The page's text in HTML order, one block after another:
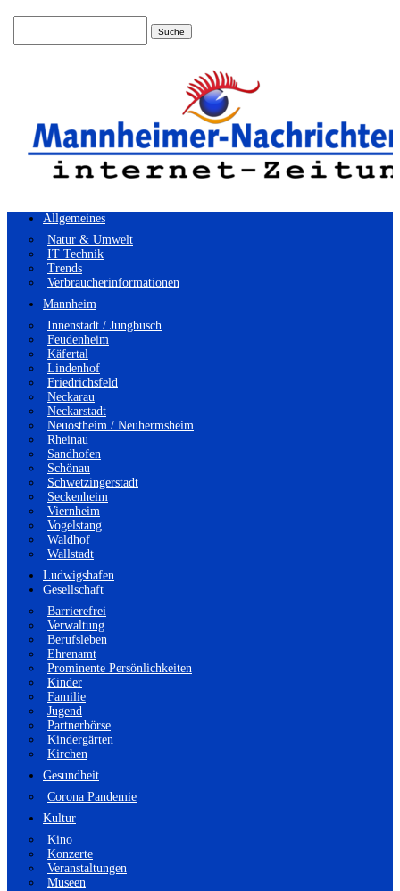
Allgemeines
Natur & Umwelt
IT Technik
Trends
Verbraucherinformationen
Mannheim
Innenstadt / Jungbusch
Feudenheim
Käfertal
Lindenhof
Friedrichsfeld
Neckarau
Neckarstadt
Neuostheim / Neuhermsheim
Rheinau
Sandhofen
Schönau
Schwetzingerstadt
Seckenheim
Viernheim
Vogelstang
Waldhof
Wallstadt
Ludwigshafen
Gesellschaft
Barrierefrei
Verwaltung
Berufsleben
Ehrenamt
Prominente Persönlichkeiten
Kinder
Familie
Jugend
Partnerbörse
Kindergärten
Kirchen
Gesundheit
Corona Pandemie
Kultur
Kino
Konzerte
Veranstaltungen
Museen